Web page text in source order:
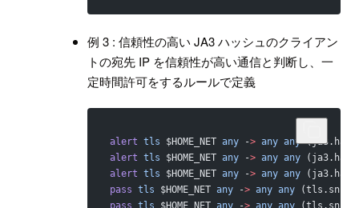
例 3 : 信頼性の高い JA3 ハッシュのクライアン
トの宛先 IP を信頼性が高い通信と判断し、一
定時間許可をするルールで定義
alert tls $HOME_NET any -> any any
alert tls $HOME_NET any -> any any
alert tls $HOME_NET any -> any any
pass tls $HOME_NET any -> any any (tls.sni;
pass tls $HOME_NET any -> any any (tls.sni;